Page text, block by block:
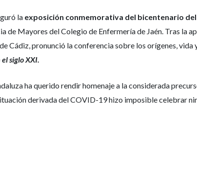
la exposición conmemorativa del bicentenario
de Mayores del Colegio de Enfermería de Jaén. Tras
Cádiz, pronunció la conferencia sobre los orígenes, vida
siglo XXI.
ha querido rendir homenaje a la considerada
derivada del COVID-19 hizo imposible celebrar